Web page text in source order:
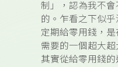
制」，認為我不
的。乍看之下似
定期給零用錢，
需要的一個超大
其實從給零用錢